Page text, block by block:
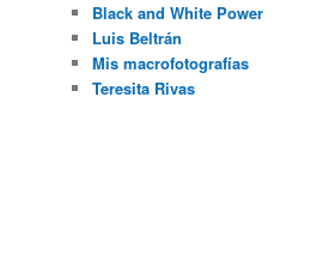
Black and White Power
Luis Beltrán
Mis macrofotografías
Teresita Rivas